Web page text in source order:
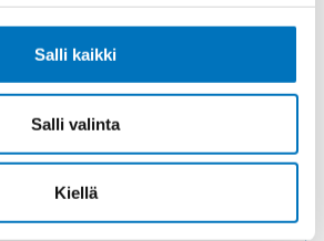
Salli kaikki
Salli valinta
Kiellä
Ketjukaapeli KAWEFLEX 6200 ECO
SK-C-PVC UL/CSA 3G2,5 (AWG14)